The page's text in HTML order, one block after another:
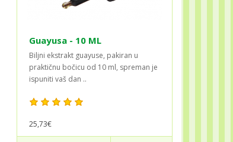
Guayusa - 10 ML
Biljni ekstrakt guayuse, pakiran u
praktičnu bočicu od 10 ml, spreman je
ispuniti vaš dan ..
25,73€